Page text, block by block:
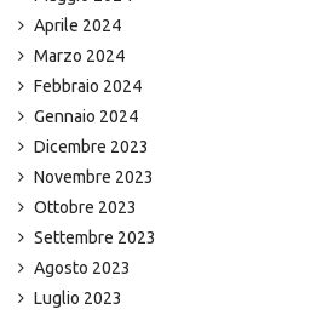
Aprile 2024
Marzo 2024
Febbraio 2024
Gennaio 2024
Dicembre 2023
Novembre 2023
Ottobre 2023
Settembre 2023
Agosto 2023
Luglio 2023